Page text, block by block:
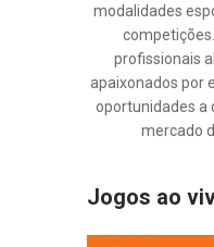
modalidades
profissionais
apaixonados por
oportunidades a
mercado
Jogos ao